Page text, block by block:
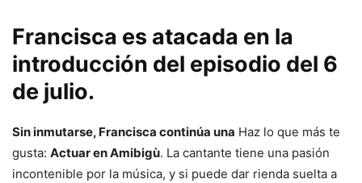
Francisca es atacada en la
introducción del episodio del 6
de julio.
Sin inmutarse, Francisca continúa una Haz lo que más te
gusta: Actuar en Amibigù. La cantante tiene una pasión
incontenible por la música, y si puede dar rienda suelta a